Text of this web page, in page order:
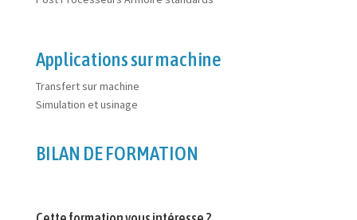
Applications sur machine
Transfert sur machine
Simulation et usinage
BILAN DE FORMATION